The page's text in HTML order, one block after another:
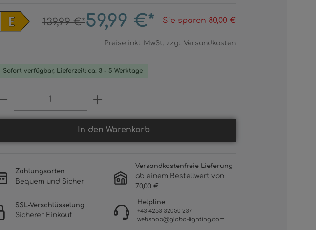
139,99 €*59,99 €* Sie sparen 80,00 €
Preise inkl. MwSt. zzgl. Versandkosten
Sofort verfügbar, Lieferzeit: ca. 3 - 5 Werktage
Anzahl: Gib den gewünschten Wert ein
In den Warenkorb
Zahlungsarten
Bequem und Sicher
Versandkostenfreie Lieferung
ab einem Bestellwert von
70,00 €
SSL-Verschlüsselung
Sicherer Einkauf
Helpline
+43 4253 32050 237
webshop@globo-lighting.com